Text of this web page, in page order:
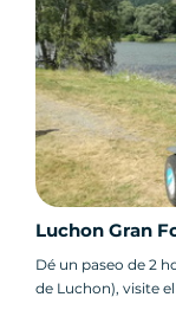
Luchon Gran
Dé un paseo de 2
de Luchon), visite